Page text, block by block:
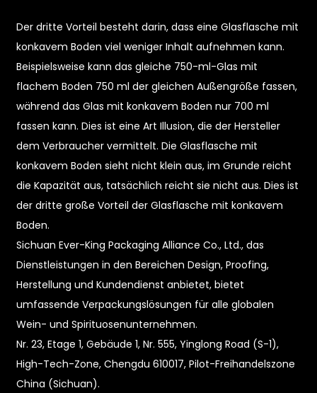
Der dritte Vorteil besteht darin, dass eine Glasflasche mit
konkavem Boden viel weniger Inhalt aufnehmen kann.
Beispielsweise kann das gleiche 750-ml-Glas mit
flachem Boden 750 ml der gleichen Außengröße fassen,
während das Glas mit konkavem Boden nur 700 ml
fassen kann. Dies ist eine Art Illusion, die der Hersteller
dem Verbraucher vermittelt. Die Glasflasche mit
konkavem Boden sieht nicht klein aus, im Grunde reicht
die Kapazität aus, tatsächlich reicht sie nicht aus. Dies ist
der dritte große Vorteil der Glasflasche mit konkavem
Boden.
Sichuan Ever-King Packaging Alliance Co., Ltd., das
Dienstleistungen in den Bereichen Design, Proofing,
Herstellung und Kundendienst anbietet, bietet
umfassende Verpackungslösungen für alle globalen
Wein- und Spirituosenunternehmen.
Nr. 23, Etage 1, Gebäude 1, Nr. 555, Yinglong Road (S-1),
High-Tech-Zone, Chengdu 610017, Pilot-Freihandelszone
China (Sichuan).